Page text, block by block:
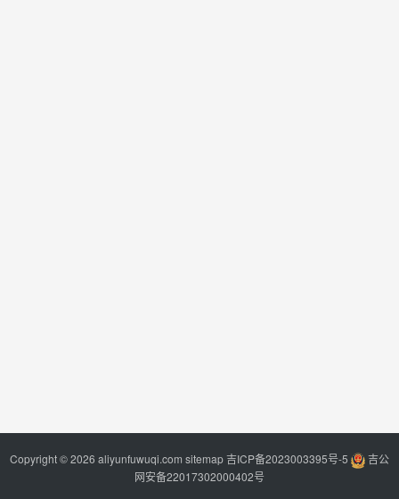
Copyright © 2026 aliyunfuwuqi.com sitemap吉ICP备2023003395号-5
吉公
网安备22017302000402号